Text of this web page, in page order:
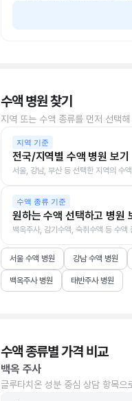
수액 병원 찾기
지역 또는 수액 종류를 먼저 선택
지역 기준
전국/지역별 수액 병원 보기
서울, 강남, 부산 등 선택한 지역의 수
수액 종류 기준
원하는 수액 선택하고 병원
백옥주사, 감기수액, 숙취수액 등 수액
서울 수액 병원 강남 수액 병원
백옥주사 병원 태반주사 병원
수액 종류별 가격 비교
백옥 주사
글루타치온 성분 중심 상담 항목으